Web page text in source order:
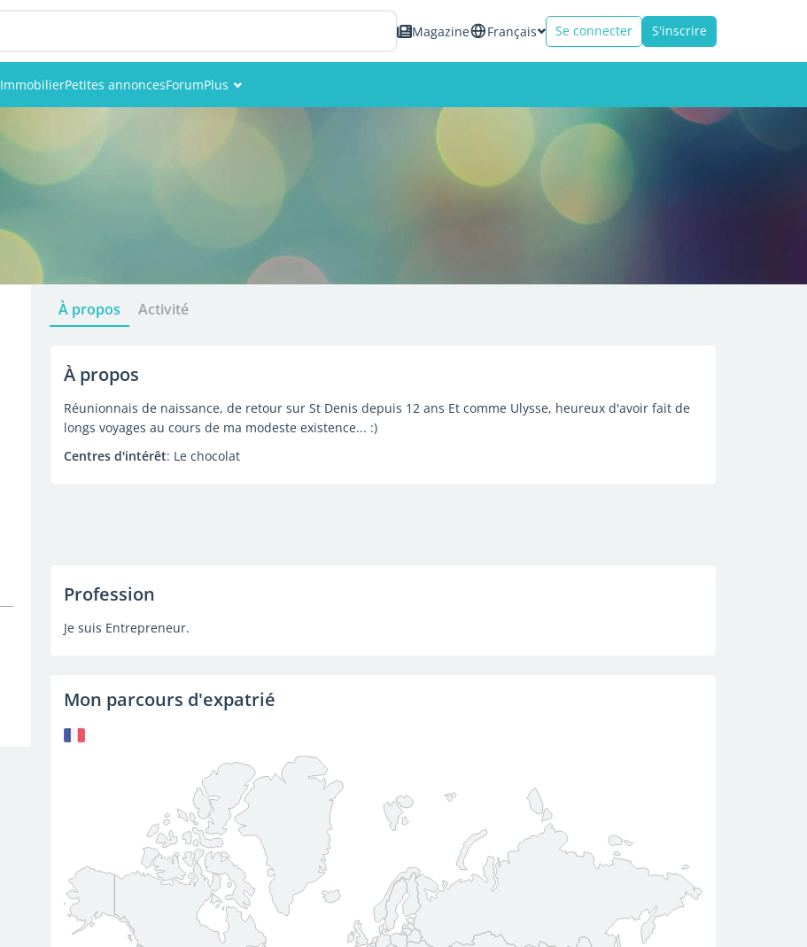
Magazine Français Se connecter S'inscrire
ImmobilierPetites annoncesForumPlus
À propos Activité
À propos
Réunionnais de naissance, de retour sur St Denis depuis 12 ans Et comme Ulysse, heureux d'avoir fait de
longs voyages au cours de ma modeste existence... :)
Centres d'intérêt: Le chocolat
Profession
Je suis Entrepreneur.
Mon parcours d'expatrié